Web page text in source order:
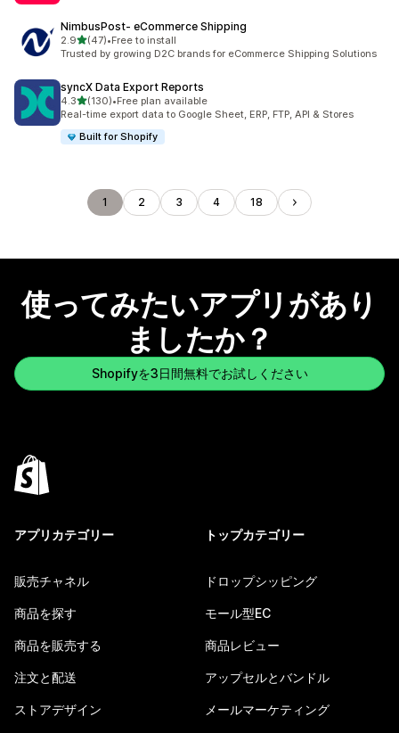
NimbusPost‑ eCommerce Shipping
2.95つ星中
(47)
合計レビュー数：47件
•Free to install
Trusted by growing D2C brands for eCommerce Shipping Solutions
syncX Data Export Reports
4.35つ星中
(130)
合計レビュー数：130件
•Free plan available
Real-time export data to Google Sheet, ERP, FTP, API & Stores
Built for Shopify
1 2 3 4 18
使ってみたいアプリがあり
ましたか？
Shopifyを3日間無料でお試しください
アプリカテゴリー
販売チャネル
商品を探す
商品を販売する
注文と配送
ストアデザイン
トップカテゴリー
ドロップシッピング
モール型EC
商品レビュー
アップセルとバンドル
メールマーケティング